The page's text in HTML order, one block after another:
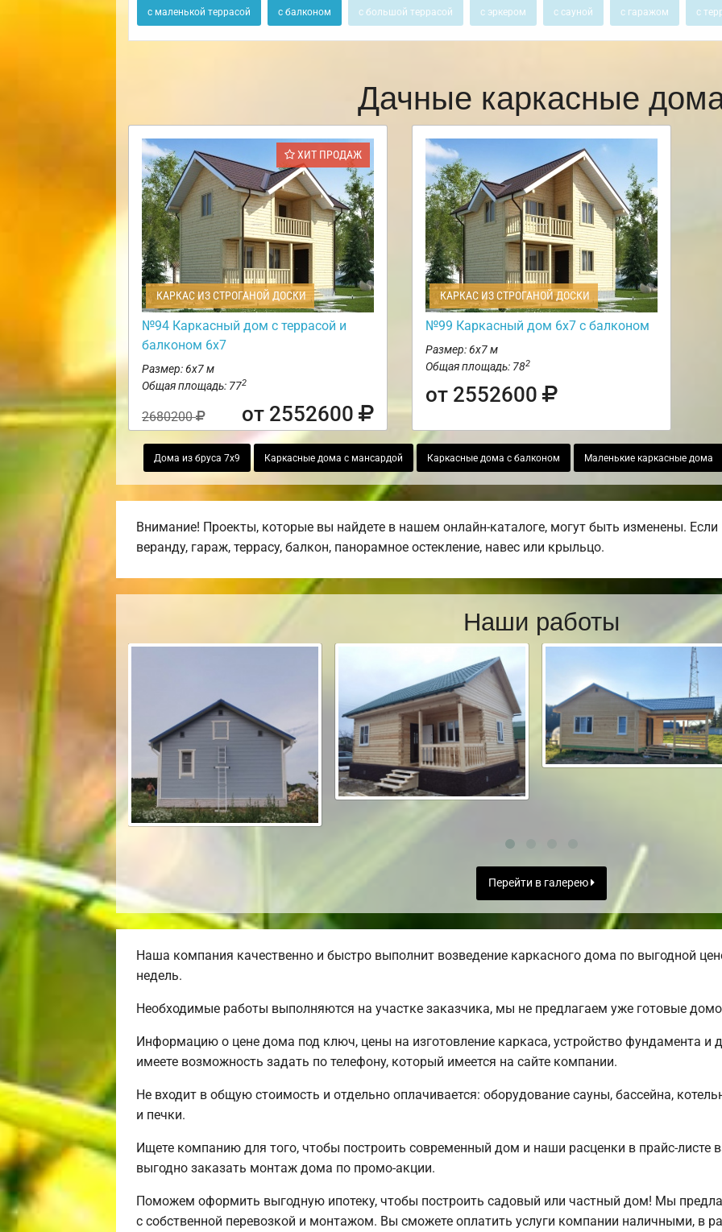
с маленькой террасой с балконом с большой террасой с эркером с сауной с гаражом с
Дачные каркасные
ХИТ ПРОДАЖ
КАРКАС ИЗ СТРОГАНОЙ ДОСКИ
№94 Каркасный дом с террасой и
балконом 6х7
Размер: 6х7 м
Общая площадь: 772
2680200 от 2552600
КАРКАС ИЗ СТРОГАНОЙ ДОСКИ
№99 Каркасный дом 6х7 с балконом
Размер: 6х7 м
Общая площадь: 782
от 2552600
Дома из бруса 7х9 Каркасные дома с мансардой Каркасные дома с балконом Маленькие каркасные дома
Внимание! Проекты, которые вы найдете в нашем онлайн-каталоге, могут быть изменены.
веранду, гараж, террасу, балкон, панорамное остекление, навес или крыльцо.
Наши работы
Перейти в галерею
Наша компания качественно и быстро выполнит возведение каркасного дома по выгодной
недель.
Необходимые работы выполняются на участке заказчика, мы не предлагаем уже готовые
Информацию о цене дома под ключ, цены на изготовление каркаса, устройство фундамента и
имеете возможность задать по телефону, который имеется на сайте компании.
Не входит в общую стоимость и отдельно оплачивается: оборудование сауны, бассейна,
и печки.
Ищете компанию для того, чтобы построить современный дом и наши расценки в прайс-листе
выгодно заказать монтаж дома по промо-акции.
Поможем оформить выгодную ипотеку, чтобы построить садовый или частный дом! Мы
с собственной перевозкой и монтажом. Вы сможете оплатить услуги компании наличными, в